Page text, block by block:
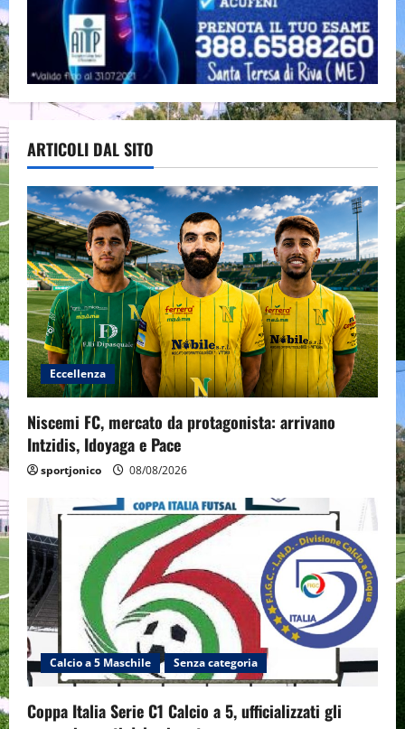
ARTICOLI DAL SITO
Eccellenza
Niscemi FC, mercato da protagonista: arrivano
Intzidis, Idoyaga e Pace
sportjonico 08/08/2026
Calcio a 5 Maschile Senza categoria
Coppa Italia Serie C1 Calcio a 5, ufficializzati gli